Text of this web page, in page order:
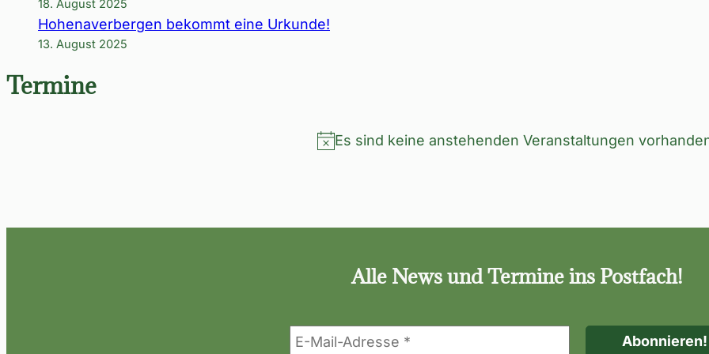
18. August 2025
Hohenaverbergen bekommt eine Urkunde!
13. August 2025
Termine
Hinweis
Es sind keine anstehenden Veranstaltungen
Alle News und Termine ins Postfach!